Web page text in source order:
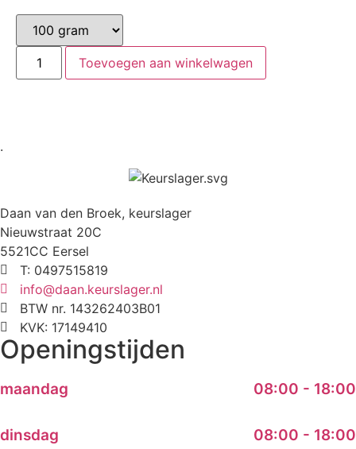
Toevoegen aan winkelwagen
.
Daan van den Broek, keurslager
Nieuwstraat 20C
5521CC Eersel
T: 0497515819
info@daan.keurslager.nl
BTW nr. 143262403B01
KVK: 17149410
Openingstijden
maandag 08:00 - 18:00
dinsdag 08:00 - 18:00